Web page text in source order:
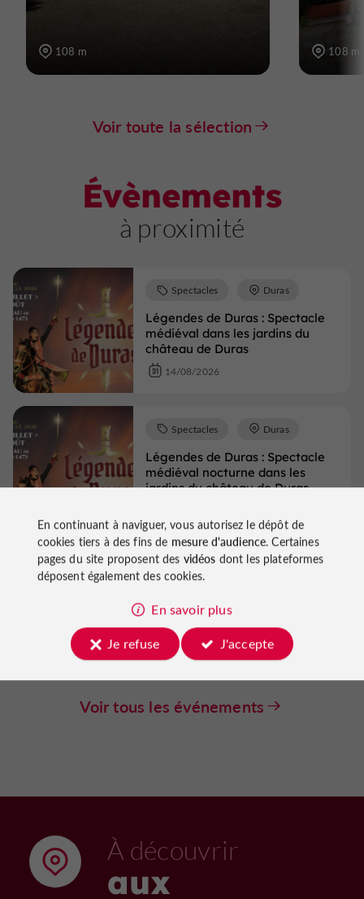
108 m 108 m
Voir toute la sélection
Évènements
à proximité
Légendes de Duras : Spectacle
médiéval dans les jardins du
château de Duras
Spectacles Duras
14/08/2026
Légendes de Duras : Spectacle
médiéval nocturne dans les
jardins du château de Duras
Spectacles Duras
depuis le château de Duras
Sorties natures Duras
12/08/2026
Voir tous les événements
À découvrir
aux
En continuant à naviguer, vous autorisez le dépôt de
cookies tiers à des fins de mesure d'audience. Certaines
pages du site proposent des vidéos dont les plateformes
déposent également des cookies.
En savoir plus
Je refuse
J'accepte